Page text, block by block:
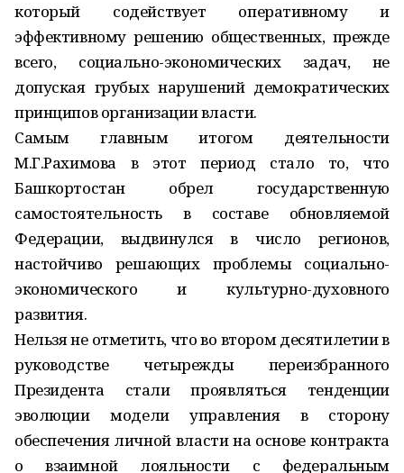
который содействует оперативному и
эффективному решению общественных, прежде
всего, социально-экономических задач, не
допуская грубых нарушений демократических
принципов организации власти.
Самым главным итогом деятельности
М.Г.Рахимова в этот период стало то, что
Башкортостан обрел государственную
самостоятельность в составе обновляемой
Федерации, выдвинулся в число регионов,
настойчиво решающих проб­лемы социально-
экономического и культурно-духовного
развития.
Нельзя не отметить, что во втором десятилетии в
руководстве четырежды переизбранного
Президента стали проявляться тенденции
эволюции модели управления в сторону
обеспечения личной власти на основе контракта
о взаимной лояльности с федеральным